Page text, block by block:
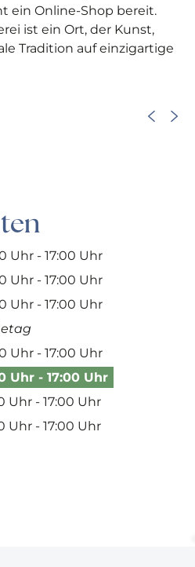
ein Online-Shop bereit.
ist ein Ort, der Kunst,
Tradition auf einzigartige
Uhr - 17:00 Uhr
Uhr - 17:00 Uhr
Uhr - 17:00 Uhr
Uhr - 17:00 Uhr
Uhr - 17:00 Uhr
Uhr - 17:00 Uhr
Uhr - 17:00 Uhr